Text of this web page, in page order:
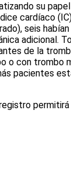
su
cardíaco
seis
adicional.
de la
o con trombo
pacientes